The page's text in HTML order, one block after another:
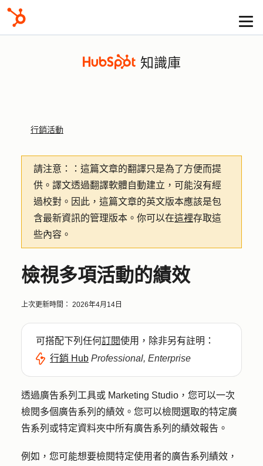
知識庫
行銷活動
請注意：
：這篇文章的翻譯只是為了方便而提
供。譯文透過翻譯軟體自動建立，可能沒有經
過校對。因此，這篇文章的英文版本應該是包
含最新資訊的管理版本。你可以在這裡存取這
些內容。
檢視多項活動的績效
上次更新時間： 2026年4月14日
可搭配下列任何訂閱使用，除非另有註明：
行銷 Hub Professional, Enterprise
透過廣告系列工具或 Marketing Studio，您可以一次
檢閱多個廣告系列的績效。您可以檢閱選取的特定廣
告系列或特定資料夾中所有廣告系列的績效報告。
例如，您可能想要檢閱特定使用者的廣告系列績效，